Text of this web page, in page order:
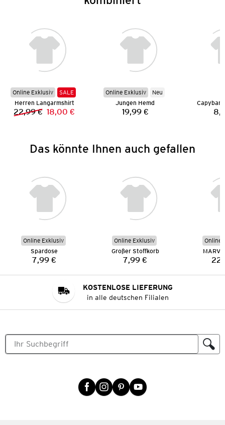
Online Exklusiv
SALE
Herren Langarmshirt
Vorheriger Preis:
22,99 € Neuer Preis:
18,00 €
Online Exklusiv
Neu
Jungen Hemd
Preis:
19,99 €
Das könnte Ihnen auch gefallen
Online Exklusiv
Spardose
Preis:
7,99 €
Online Exklusiv
Großer Stoffkorb
Preis:
7,99 €
Online
KOSTENLOSE LIEFERUNG
in alle deutschen Filialen